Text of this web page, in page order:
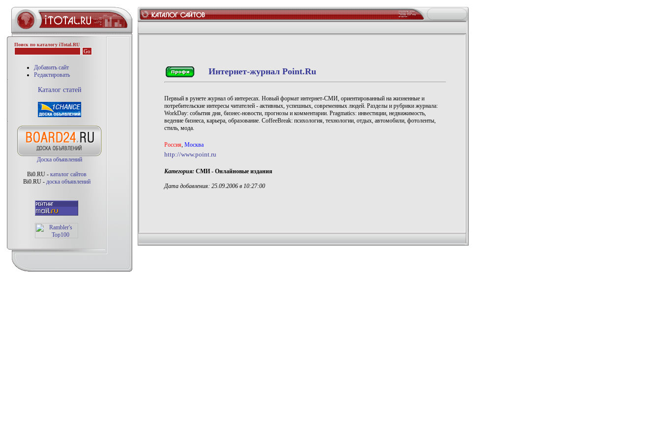
Поиск по каталогу iTotal.RU
Добавить сайт
Редактировать
Каталог статей
Доска объявлений
Bi0.RU - каталог сайтов
Bi0.RU - доска объявлений
Интернет-журнал Point.Ru
Первый в рунете журнал об интересах. Новый формат интернет-СМИ, ориентированный на жизненные и
потребительские интересы читателей - активных, успешных, современных людей. Разделы и рубрики журнала:
WorkDay: события дня, бизнес-новости, прогнозы и комментарии. Pragmatics: инвестиции, недвижимость,
ведение бизнеса, карьера, образование. CoffeeBreak: психология, технологии, отдых, автомобили, фотоленты,
стиль, мода.
Россия, Москва
http://www.point.ru
Категория: СМИ - Онлайновые издания
Дата добавления: 25.09.2006 в 10:27:00